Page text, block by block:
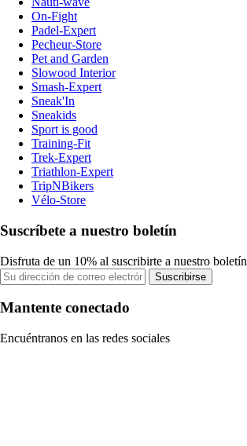
On-Fight
Padel-Expert
Pecheur-Store
Pet and Garden
Slowood Interior
Smash-Expert
Sneak'In
Sneakids
Sport is good
Training-Fit
Trek-Expert
Triathlon-Expert
TripNBikers
Vélo-Store
Suscríbete a nuestro boletín
Disfruta de un 10% al suscribirte a nuestro boletín
Suscribirse
Mantente conectado
Encuéntranos en las redes sociales